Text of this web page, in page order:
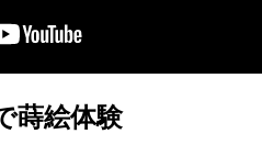
蒔絵体験